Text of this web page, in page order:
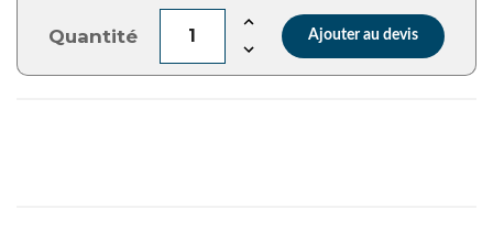
Quantité Ajouter au devis